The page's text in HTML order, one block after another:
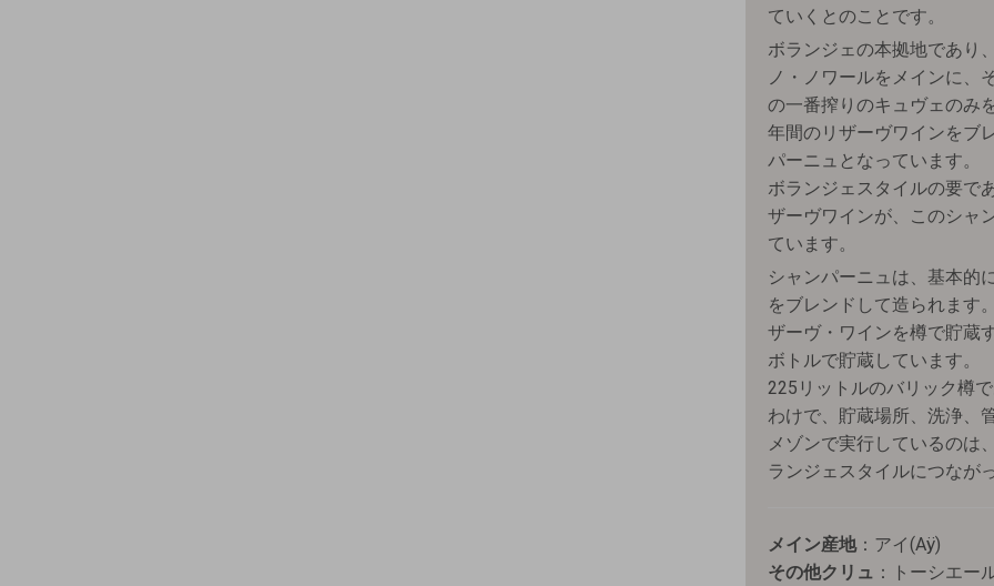
ていくとのことです。
ボランジェの本拠地であり
ノ・ノワールをメインに、
の一番搾りのキュヴェのみ
年間のリザーヴワインをブ
パーニュとなっています。
ボランジェスタイルの要で
ザーヴワインが、このシャ
ています。
シャンパーニュは、基本的
をブレンドして造られます
ザーヴ・ワインを樽で貯蔵
ボトルで貯蔵しています。
225リットルのバリック樽
わけで、貯蔵場所、洗浄、
メゾンで実行しているのは
ランジェスタイルにつなが
メイン産地：アイ(Aÿ)
その他クリュ ：トーシエー